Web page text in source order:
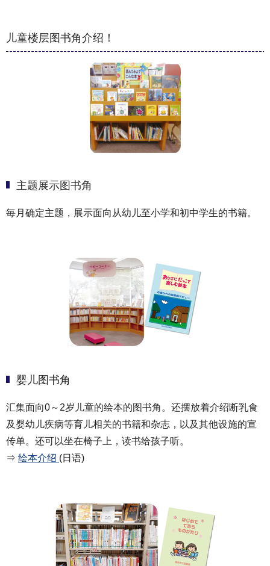
儿童楼层图书角介绍！
主题展示图书角
毎月确定主题，展示面向从幼儿至小学和初中学生的书籍。
婴儿图书角
汇集面向0～2岁儿童的绘本的图书角。还摆放着介绍断乳食
及婴幼儿疾病等育儿相关的书籍和杂志，以及其他设施的宣
传单。还可以坐在椅子上，读书给孩子听。
⇒ 绘本介绍 (日语)